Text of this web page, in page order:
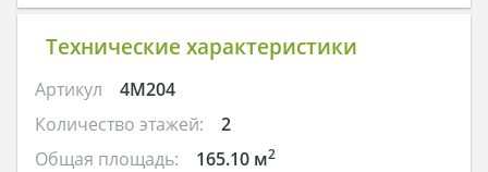
Технические характеристики
Артикул
4M204
Количество этажей:
2
Общая площадь:
165.10 м2